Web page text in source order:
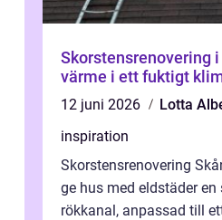
Skorstensrenovering
värme i ett fuktigt
12 juni 2026
Lotta
inspiration
Skorstensrenovering
ge hus med eldstäder
rökkanal, anpassad till